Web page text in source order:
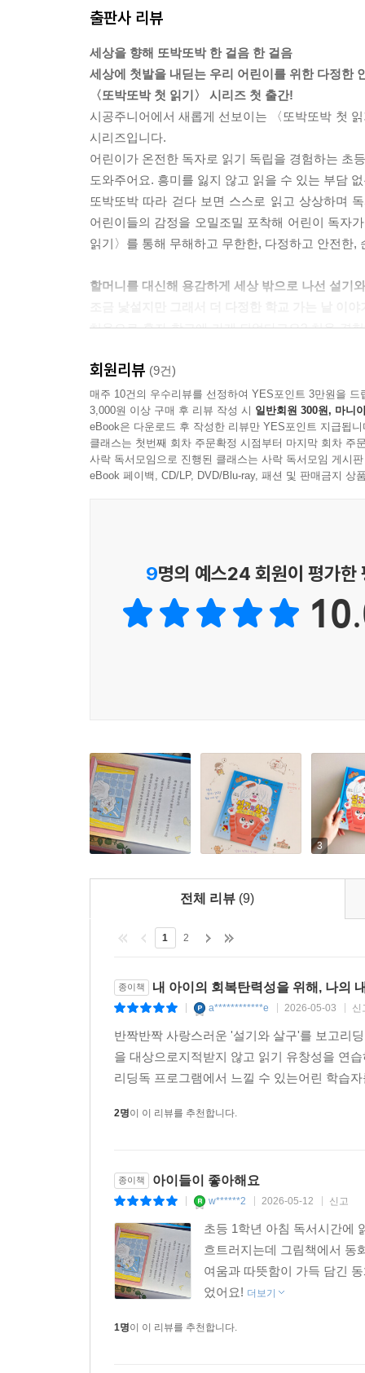
출판사 리뷰
세상을 향해 또박또박 한 걸음 한 걸음
세상에 첫발을 내딛는 우리 어린이를 위한 다정한
〈또박또박 첫 읽기〉 시리즈 첫 출간!
시공주니어에서 새롭게 선보이는 〈또박또박 첫
시리즈입니다.
어린이가 온전한 독자로 읽기 독립을 경험하는 초
도와주어요. 흥미를 잃지 않고 읽을 수 있는 부담
또박또박 따라 걷다 보면 스스로 읽고 상상하며
어린이들의 감정을 오밀조밀 포착해 어린이 독자
읽기〉를 통해 무해하고 무한한, 다정하고 안전한
할머니를 대신해 용감하게 세상 밖으로 나선 설기
처음으로 혼자 학교에 가게 되었다고요? 처음 경
소미의 하나뿐인 개 설기와 소중한 고양이 살구
거지요. 이 책은 설기와 살구의 학교 가는 날 이
자주 가는 동네 인형 가게와 식당, 옷가게, 서점과
걸어 나가지요. 우리가 평소 아무렇지 않게 지나
특별하고 다정하게 다가와요. 비록 생각지 못한
살구를 기다리고 있기 때문이지요! 소미의 공개
세상으로 한 발 한 발 내딛는 사랑의 힘으로 연결
비록 공개 수업 날 할머니는 학교에 오지 못했
뿌듯해집니다. 소미는 엄마나 아빠, 할머니가
어린이는 힘이 있습니다. 슬픔 속에서도 행복을
있습니다. 마음에 꽉 찬 사랑만 있다면 말이지요.
회원리뷰 (9건)
매주 10건의 우수리뷰를 선정하여 YES포인트 3만원을 드
3,000원 이상 구매 후 리뷰 작성 시 일반회원 300원, 마니
eBook은 다운로드 후 작성한 리뷰만 YES포인트 지급됩니
클래스는 첫번째 회차 주문확정 시점부터 마지막 회차 주
사락 독서모임으로 진행된 클래스는 사락 독서모임 게시
eBook 페이백, CD/LP, DVD/Blu-ray, 패션 및 판매금지 상
9명의 예스24 회원이 평가한
3
전체 리뷰 (9)
1 2
종이책 내 아이의 회복탄력성을 위해, 나의
a************e 2026-05-03 신
반짝반짝 사랑스러운 '설기와 살구'를 보고리
을 대상으로지적받지 않고 읽기 유창성을 연
리딩독 프로그램에서 느낄 수 있는어린 학습
2명이 이 리뷰를 추천합니다.
종이책 아이들이 좋아해요
w******2 2026-05-12 신고
초등 1학년 아침 독서시간에
흐트러지는데 그림책에서 동
여움과 따뜻함이 가득 담긴
었어요! 더보기
1명이 이 리뷰를 추천합니다.